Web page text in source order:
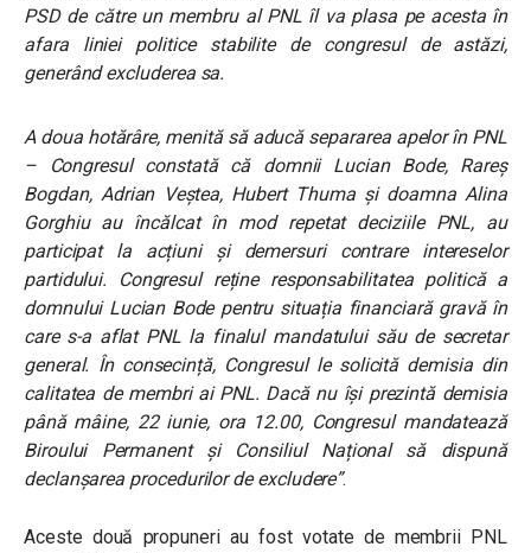
PSD de către un membru al PNL îl va plasa pe acesta în
afara liniei politice stabilite de congresul de astăzi,
generând excluderea sa.
A doua hotărâre, menită să aducă separarea apelor în PNL
– Congresul constată că domnii Lucian Bode, Rareș
Bogdan, Adrian Veștea, Hubert Thuma și doamna Alina
Gorghiu au încălcat în mod repetat deciziile PNL, au
participat la acțiuni și demersuri contrare intereselor
partidului. Congresul reține responsabilitatea politică a
domnului Lucian Bode pentru situația financiară gravă în
care s-a aflat PNL la finalul mandatului său de secretar
general. În consecință, Congresul le solicită demisia din
calitatea de membri ai PNL. Dacă nu își prezintă demisia
până mâine, 22 iunie, ora 12.00, Congresul mandatează
Biroului Permanent și Consiliul Național să dispună
declanșarea procedurilor de excludere”.
Aceste două propuneri au fost votate de membrii PNL